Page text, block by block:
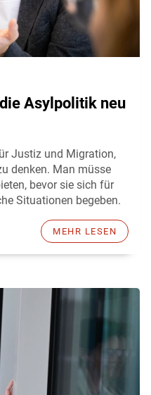
Asylpolitik neu
Justiz und Migration,
denken. Man müsse
bevor sie sich für
Situationen begeben.
MEHR LESEN